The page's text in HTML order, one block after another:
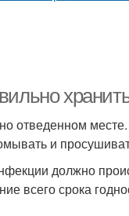
отведенном
и
должно
всего срока